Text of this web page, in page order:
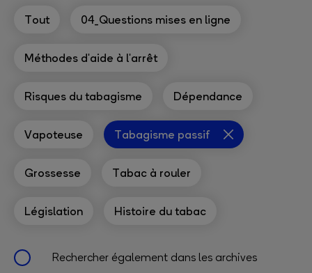
Tout 04_Questions mises en ligne
Méthodes d'aide à l'arrêt
Risques du tabagisme Dépendance
Vapoteuse Tabagisme passif
Grossesse Tabac à rouler
Législation Histoire du tabac
Rechercher également dans les archives